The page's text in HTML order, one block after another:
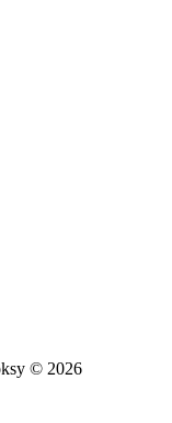
© 2026